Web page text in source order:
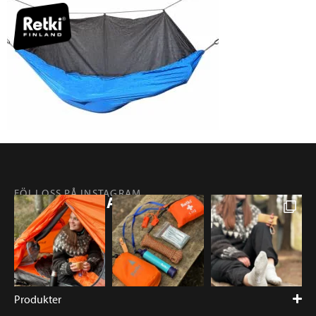
FÖLJ OSS PÅ INSTAGRAM
@RETKIFINLAND
Produkter